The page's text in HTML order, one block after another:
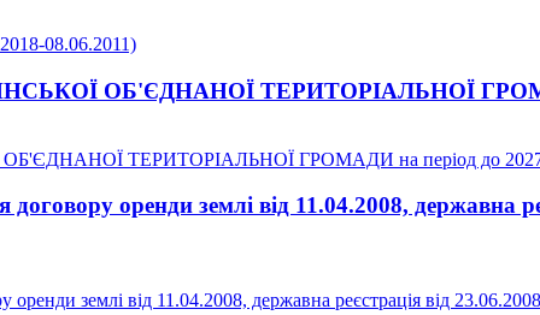
08.06.2011)
ОБ'ЄДНАНОЇ ТЕРИТОРІАЛЬНОЇ
ТЕРИТОРІАЛЬНОЇ ГРОМАДИ на період до 2027
оренди землі від 11.04.2008, державна
землі від 11.04.2008, державна реєстрація від